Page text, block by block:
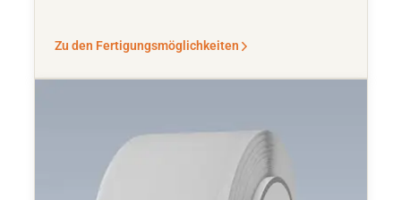
Zu den Fertigungsmöglichkeiten